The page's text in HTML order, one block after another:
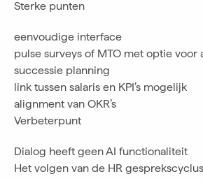
Sterke punten
eenvoudige interface
pulse surveys of MTO met optie voor
successie planning
link tussen salaris en KPI’s mogelijk
alignment van OKR’s
Verbeterpunt
Dialog heeft geen AI functionaliteit
Het volgen van de HR